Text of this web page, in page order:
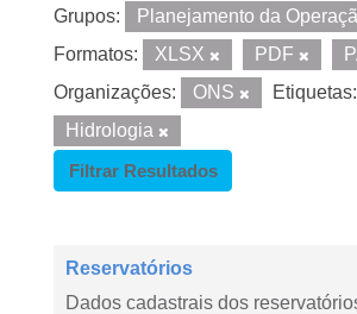
Grupos:
Planejamento da
Formatos:
XLSX PDF
Organizações:
ONS
Etiquetas:
Hidrologia
Filtrar Resultados
Reservatórios
Dados cadastrais dos